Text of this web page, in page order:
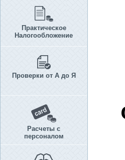
Практическое
Налогообложение
Проверки от А до Я
Расчеты с
персоналом